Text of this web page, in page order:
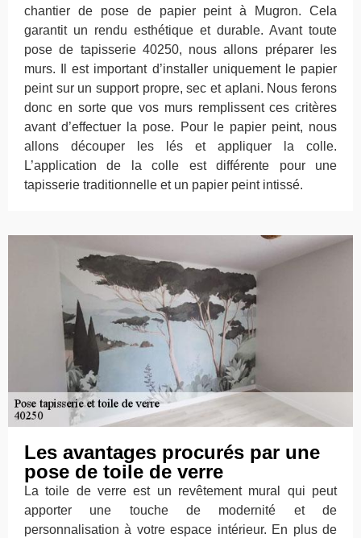
chantier de pose de papier peint à Mugron. Cela
garantit un rendu esthétique et durable. Avant toute
pose de tapisserie 40250, nous allons préparer les
murs. Il est important d’installer uniquement le papier
peint sur un support propre, sec et aplani. Nous ferons
donc en sorte que vos murs remplissent ces critères
avant d’effectuer la pose. Pour le papier peint, nous
allons découper les lés et appliquer la colle.
L’application de la colle est différente pour une
tapisserie traditionnelle et un papier peint intissé.
Les avantages procurés par une
pose de toile de verre
La toile de verre est un revêtement mural qui peut
apporter une touche de modernité et de
personnalisation à votre espace intérieur. En plus de